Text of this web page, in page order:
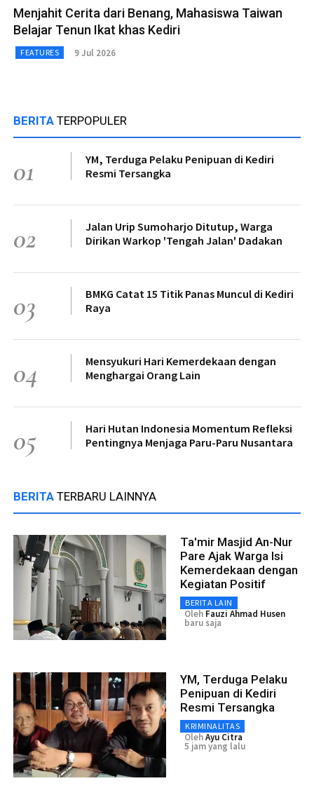
Menjahit Cerita dari Benang, Mahasiswa Taiwan
Belajar Tenun Ikat khas Kediri
FEATURES 9 Jul 2026
BERITA TERPOPULER
01
YM, Terduga Pelaku Penipuan di Kediri
Resmi Tersangka
02
Jalan Urip Sumoharjo Ditutup, Warga
Dirikan Warkop 'Tengah Jalan' Dadakan
03
BMKG Catat 15 Titik Panas Muncul di Kediri
Raya
04
Mensyukuri Hari Kemerdekaan dengan
Menghargai Orang Lain
05
Hari Hutan Indonesia Momentum Refleksi
Pentingnya Menjaga Paru-Paru Nusantara
BERITA TERBARU LAINNYA
Ta'mir Masjid An-Nur
Pare Ajak Warga Isi
Kemerdekaan dengan
Kegiatan Positif
BERITA LAIN
Oleh Fauzi Ahmad Husen
baru saja
YM, Terduga Pelaku
Penipuan di Kediri
Resmi Tersangka
KRIMINALITAS
OlehAyu Citra
5 jam yang lalu